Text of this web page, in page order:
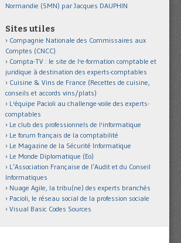
Normandie (SMN) par Jacques DAUPHIN
Sites utiles
Compagnie Nationale des Commissaires aux
Comptes (CNCC)
Compta-TV : le site de l'e-formation comptable et
juridique à destination des experts-comptables
Cuisine & Vins de France (Recettes de cuisine,
conseils et accords vins/plats)
L'équipe Pacioli au challenge-voile des experts-
comptables
Le club des professionnels de l'informatique
Le forum français de la comptabilité
Le Magazine de la Sécurité Informatique
Le Monde Diplomatique (Eo)
L’Association Française de l’Audit et du Conseil
Informatiques
Nuage Agile, la tribu(ne) des experts branchés
Pacioli, le réseau social de la profession sociale
Visual Basic Codes Sources